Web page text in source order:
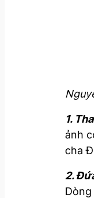
1.
ảnh
cha
2.